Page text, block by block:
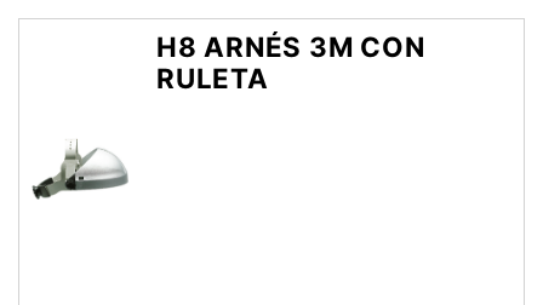
H8 ARNÉS 3M CON
RULETA